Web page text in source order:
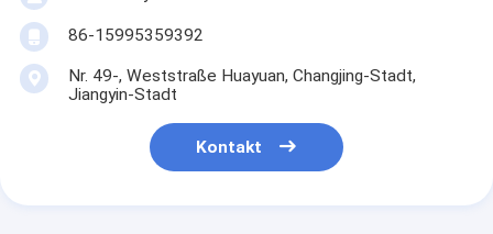
86-15995359392
Nr. 49-, Weststraße Huayuan, Changjing-Stadt,
Jiangyin-Stadt
Kontakt